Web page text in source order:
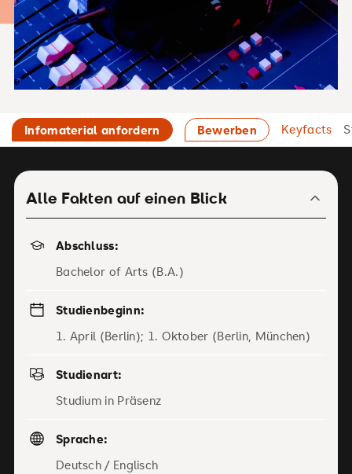
Infomaterial anfordern Bewerben Keyfacts
Alle Fakten auf einen Blick
Abschluss:
Bachelor of Arts (B.A.)
Studienbeginn:
1. April (Berlin); 1. Oktober (Berlin, München)
Studienart:
Studium in Präsenz
Sprache:
Deutsch / Englisch